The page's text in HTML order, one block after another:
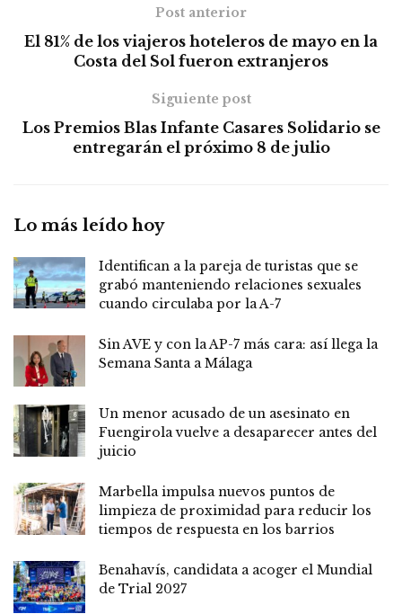
Post anterior
El 81% de los viajeros hoteleros de mayo en la
Costa del Sol fueron extranjeros
Siguiente post
Los Premios Blas Infante Casares Solidario se
entregarán el próximo 8 de julio
Lo más leído hoy
Identifican a la pareja de turistas que se
grabó manteniendo relaciones sexuales
cuando circulaba por la A-7
Sin AVE y con la AP-7 más cara: así llega la
Semana Santa a Málaga
Un menor acusado de un asesinato en
Fuengirola vuelve a desaparecer antes del
juicio
Marbella impulsa nuevos puntos de
limpieza de proximidad para reducir los
tiempos de respuesta en los barrios
Benahavís, candidata a acoger el Mundial
de Trial 2027